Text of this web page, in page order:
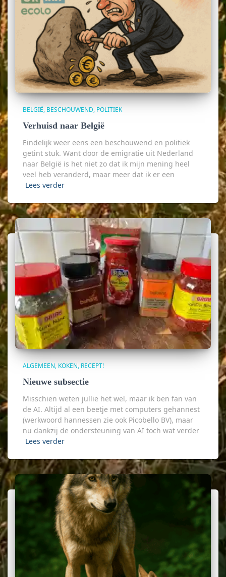
BELGIË BESCHOUWEND POLITIEK
Verhuisd naar België
Eindelijk weer eens een beschouwend en politiek
getint stuk. Want door de emigratie uit Nederland
naar België is het niet zo dat ik mijn mening heel
veel heb veranderd, maar meer dat ik er een
Lees verder
ALGEMEEN KOKEN RECEPT!
Nieuwe subsectie
Misschien weten jullie het wel, maar ik ben fan van
de AI. Altijd al een beetje met computers gehannest
(werkwoord hannessen zie ook Picobello BV), maar
nu dankzij de ondersteuning van AI toch wat verder
Lees verder